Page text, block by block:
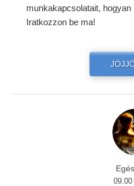
munkakapcsolatait,
Iratkozzon be ma!
09.00